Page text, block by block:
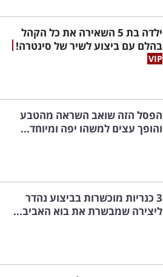
ילדה בת 5 השאירה את כל הקהל
בהלם עם ביצוע לשיר של סינטרה!
הפסל הזה שואב השראה מהטבע
והופך עצים למשהו יפה ומיוחד...
3 כנריות מוכשרות בביצוע נהדר
ליצירה שמבשרת את בוא האביב...